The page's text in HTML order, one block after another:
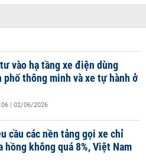
vào hạ tầng xe điện dùng
phố thông minh và xe tự hành ở
| 02/06/2026
cầu các nền tảng gọi xe chỉ
hồng không quá 8%, Việt Nam